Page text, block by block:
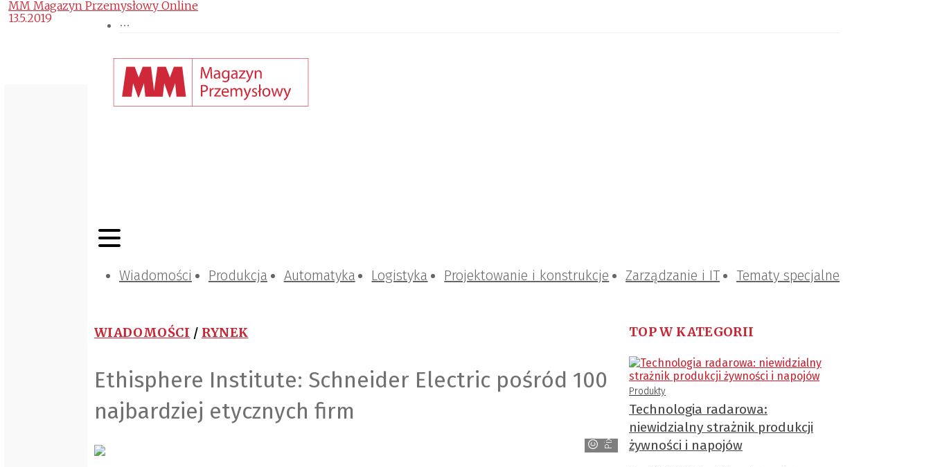
Wiadomości Produkcja Automatyka Logistyka Projektowanie i konstrukcje Zarządzanie i IT Tematy specjalne
WIADOMOŚCI / RYNEK
Ethisphere Institute: Schneider Electric pośród 100
najbardziej etycznych firm
PixaBay
MM Magazyn Przemysłowy Online
13.5.2019
TOP W KATEGORII
Produkty
Technologia radarowa:
niewidzialny strażnik produkcji
żywności i napojów